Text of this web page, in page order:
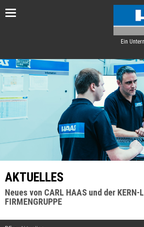
Toggle
Ein
AKTUELLES
Neues von CARL HAAS und der KERN-
FIRMENGRUPPE